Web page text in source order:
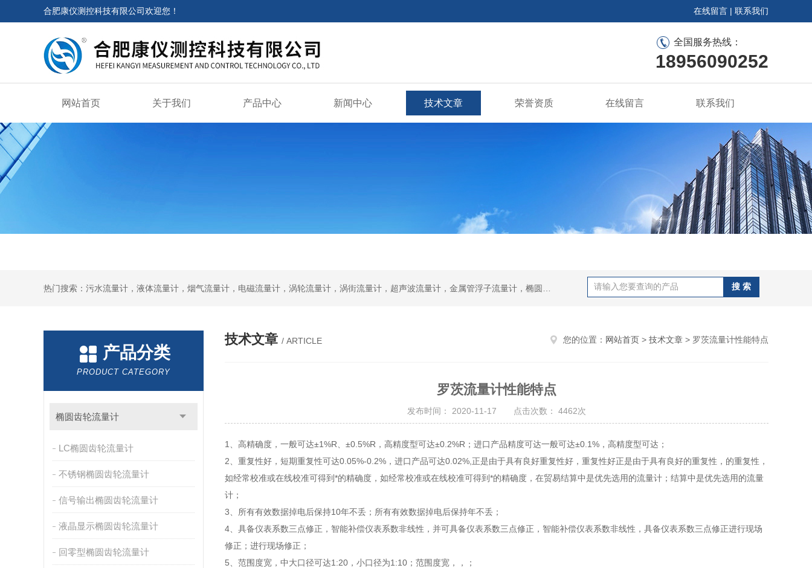
合肥康仪测控科技有限公司欢迎您！ 在线留言 | 联系我们
全国服务热线：
18956090252
网站首页 关于我们 产品中心 新闻中心 技术文章 荣誉资质 在线留言 联系我们
产品分类
PRODUCT CATEGORY
椭圆齿轮流量计
LC椭圆齿轮流量计
不锈钢椭圆齿轮流量计
信号输出椭圆齿轮流量计
液晶显示椭圆齿轮流量计
回零型椭圆齿轮流量计
技术文章 / ARTICLE 您的位置： 网站首页 > 技术文章 > 罗茨流量计性能特点
罗茨流量计性能特点
发布时间： 2020-11-17 点击次数： 4462次
1、高精确度，一般可达±1%R、±0.5%R，高精度型可达±0.2%R；进口产品精度可达一般可达±0.1%，高精度型可达；
2、重复性好，短期重复性可达0.05%-0.2%，进口产品可达0.02%,正是由于具有良好重复性好，重复性好正是由于具有良好的重复性，的重复性，
如经常校准或在线校准可得到*的精确度，如经常校准或在线校准可得到*的精确度，在贸易结算中是优先选用的流量计；结算中是优先选用的流量
计；
3、所有有效数据掉电后保持10年不丢；所有有效数据掉电后保持年不丢；
4、具备仪表系数三点修正，智能补偿仪表系数非线性，并可具备仪表系数三点修正，智能补偿仪表系数非线性，具备仪表系数三点修正进行现场
修正；进行现场修正；
5、范围度宽，中大口径可达1:20，小口径为1:10；范围度宽，，；